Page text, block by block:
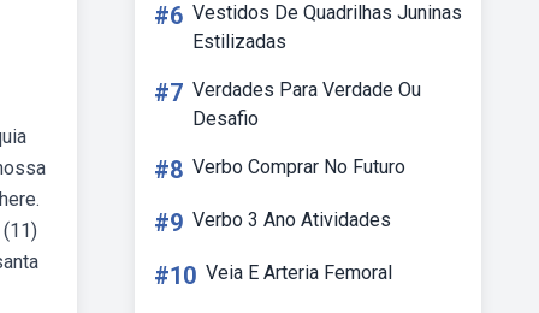
#6 Vestidos De Quadrilhas Juninas
Estilizadas
#7 Verdades Para Verdade Ou
Desafio
#8 Verbo Comprar No Futuro
#9 Verbo 3 Ano Atividades
#10 Veia E Arteria Femoral